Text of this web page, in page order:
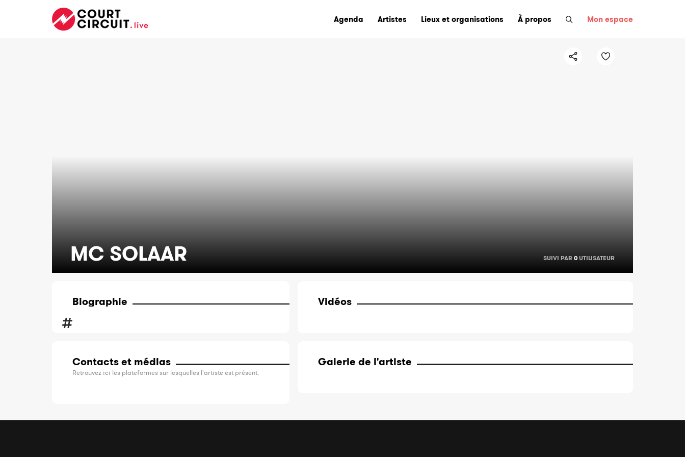
Agenda Artistes Lieux et organisations À propos Mon espace
MC SOLAAR SUIVI PAR 0 UTILISATEUR
Biographie
Contacts et médias
Retrouvez ici les plateformes sur lesquelles l'artiste est présent.
Vidéos
Galerie de l'artiste